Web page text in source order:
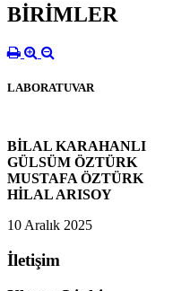
BİRİMLER
LABORATUVAR
BİLAL KARAHANLI
GÜLSÜM ÖZTÜRK
MUSTAFA ÖZTÜRK
HİLAL ARISOY
10 Aralık 2025
İletişim